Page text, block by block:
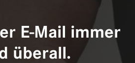
E-Mail immer
überall.